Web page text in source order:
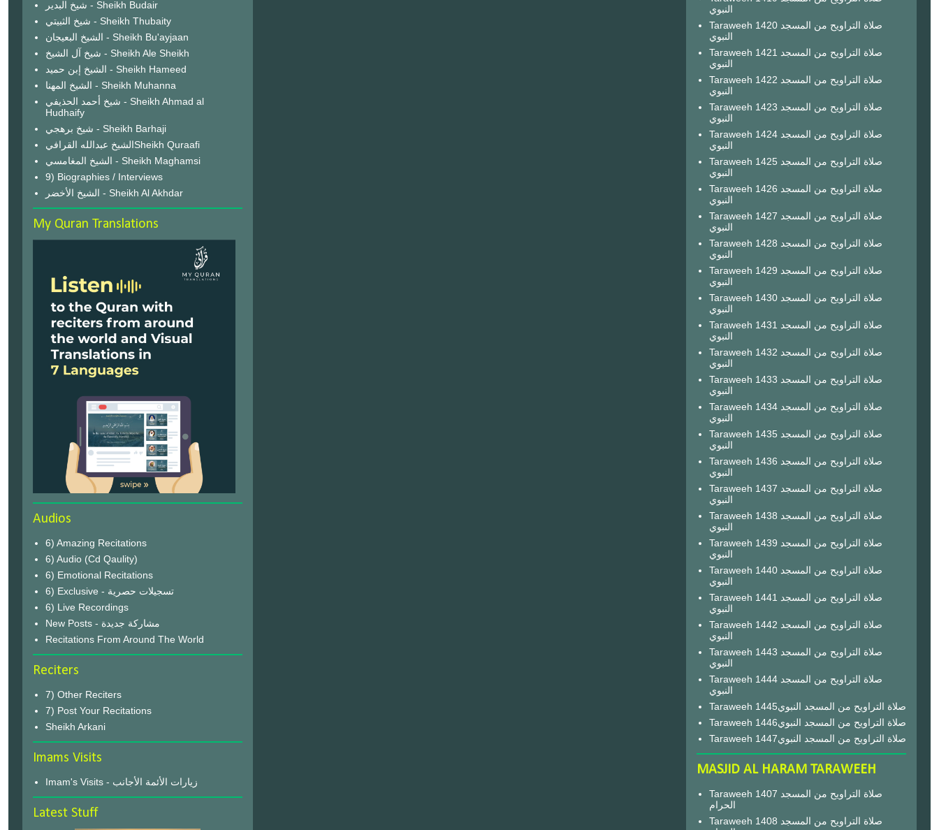
شيخ البدير - Sheikh Budair
شيخ الثبيتي - Sheikh Thubaity
الشيخ البعيجان - Sheikh Bu'ayjaan
شيخ آل الشيخ - Sheikh Ale Sheikh
الشيخ إبن حميد - Sheikh Hameed
الشيخ المهنا - Sheikh Muhanna
شيخ أحمد الحذيفي - Sheikh Ahmad al
Hudhaify
شيخ برهجي - Sheikh Barhaji
الشيخ عبدالله القرافيSheikh Quraafi
الشيخ المغامسي - Sheikh Maghamsi
9) Biographies / Interviews
الشيخ الأخضر - Sheikh Al Akhdar
My Quran Translations
Audios
6) Amazing Recitations
6) Audio (Cd Qaulity)
6) Emotional Recitations
6) Exclusive - تسجيلات حصرية
6) Live Recordings
New Posts - مشاركة جديدة
Recitations From Around The World
Reciters
7) Other Reciters
7) Post Your Recitations
Sheikh Arkani
Imams Visits
Imam's Visits - زيارات الأئمة الأجانب
Latest Stuff
النبوي
Taraweeh 1420 صلاة التراويح من المسجد
النبوي
Taraweeh 1421 صلاة التراويح من المسجد
النبوي
Taraweeh 1422 صلاة التراويح من المسجد
النبوي
Taraweeh 1423 صلاة التراويح من المسجد
النبوي
Taraweeh 1424 صلاة التراويح من المسجد
النبوي
Taraweeh 1425 صلاة التراويح من المسجد
النبوي
Taraweeh 1426 صلاة التراويح من المسجد
النبوي
Taraweeh 1427 صلاة التراويح من المسجد
النبوي
Taraweeh 1428 صلاة التراويح من المسجد
النبوي
Taraweeh 1429 صلاة التراويح من المسجد
النبوي
Taraweeh 1430 صلاة التراويح من المسجد
النبوي
Taraweeh 1431 صلاة التراويح من المسجد
النبوي
Taraweeh 1432 صلاة التراويح من المسجد
النبوي
Taraweeh 1433 صلاة التراويح من المسجد
النبوي
Taraweeh 1434 صلاة التراويح من المسجد
النبوي
Taraweeh 1435 صلاة التراويح من المسجد
النبوي
Taraweeh 1436 صلاة التراويح من المسجد
النبوي
Taraweeh 1437 صلاة التراويح من المسجد
النبوي
Taraweeh 1438 صلاة التراويح من المسجد
النبوي
Taraweeh 1439 صلاة التراويح من المسجد
النبوي
Taraweeh 1440 صلاة التراويح من المسجد
النبوي
Taraweeh 1441 صلاة التراويح من المسجد
النبوي
Taraweeh 1442 صلاة التراويح من المسجد
النبوي
Taraweeh 1443 صلاة التراويح من المسجد
النبوي
Taraweeh 1444 صلاة التراويح من المسجد
النبوي
Taraweeh 1445صلاة التراويح من المسجد النبوي
Taraweeh 1446صلاة التراويح من المسجد النبوي
Taraweeh 1447صلاة التراويح من المسجد النبوي
MASJID AL HARAM TARAWEEH
Taraweeh 1407 صلاة التراويح من المسجد
الحرام
Taraweeh 1408 صلاة التراويح من المسجد